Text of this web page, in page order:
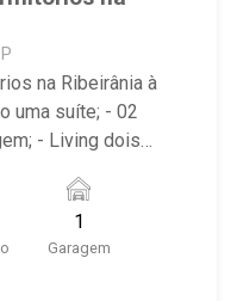
na Ribeirânia à
uma suíte; - 02
- Living dois
com piscina,
- Muito
Francisco e fácil
1
Garagem